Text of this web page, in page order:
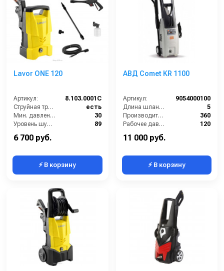
Lavor ONE 120
Артикул:
8.103.0001C
Струйная трубка (копьё):
есть
Мин. давление (бар):
30
Уровень шума (дБ):
89
Производительность (л/ч):
6 700 руб.
⚡ В корзину
АВД Comet KR 1100
Артикул:
9054000100
Длина шланга ВД (м):
5
Производительность (л/ч):
360
Рабочее давление (бар):
120
Мощность (кВт):
11 000 руб.
⚡ В корзину